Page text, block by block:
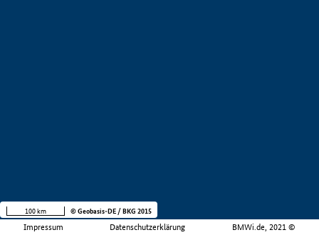
Impressum Datenschutzerklärung BMWi.de, 2021 ©
100 km © Geobasis-DE / BKG 2015